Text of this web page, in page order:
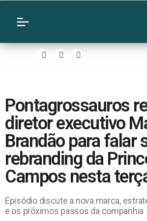
Pontagrossauros
diretor executivo
Brandão para falar
rebranding da
Campos nesta
Episódio discute a nova marca,
e os próximos passos da companhia